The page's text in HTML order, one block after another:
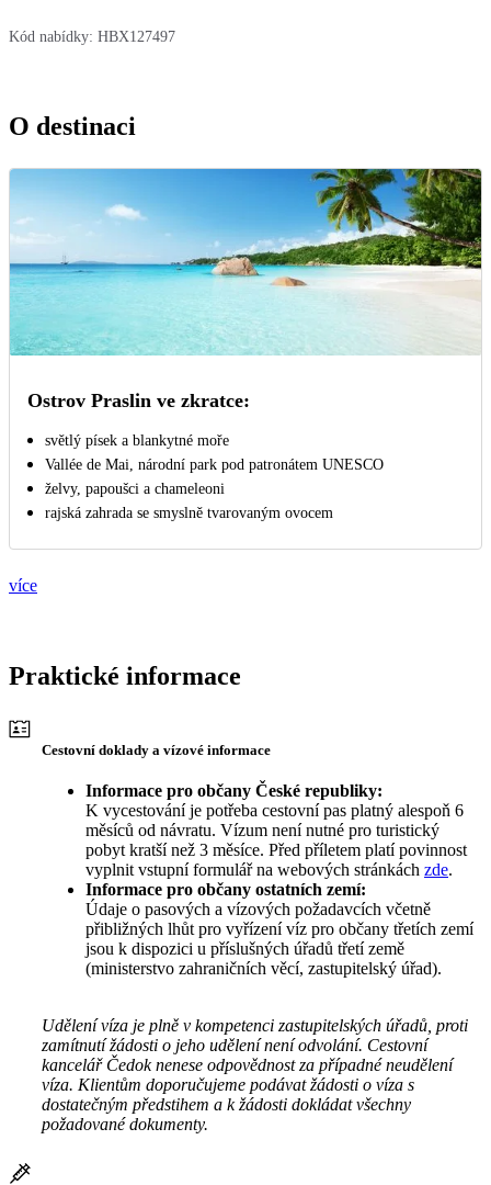
Kód nabídky: HBX127497
O destinaci
Ostrov Praslin ve zkratce:
světlý písek a blankytné moře
Vallée de Mai, národní park pod patronátem UNESCO
želvy, papoušci a chameleoni
rajská zahrada se smyslně tvarovaným ovocem
více
Praktické informace
Cestovní doklady a vízové informace
Informace pro občany České republiky:
K vycestování je potřeba cestovní pas platný alespoň 6
měsíců od návratu. Vízum není nutné pro turistický
pobyt kratší než 3 měsíce. Před příletem platí povinnost
vyplnit vstupní formulář na webových stránkách zde.
Informace pro občany ostatních zemí:
Údaje o pasových a vízových požadavcích včetně
přibližných lhůt pro vyřízení víz pro občany třetích zemí
jsou k dispozici u příslušných úřadů třetí země
(ministerstvo zahraničních věcí, zastupitelský úřad).
Udělení víza je plně v kompetenci zastupitelských úřadů, proti
zamítnutí žádosti o jeho udělení není odvolání. Cestovní
kancelář Čedok nenese odpovědnost za případné neudělení
víza. Klientům doporučujeme podávat žádosti o víza s
dostatečným předstihem a k žádosti dokládat všechny
požadované dokumenty.